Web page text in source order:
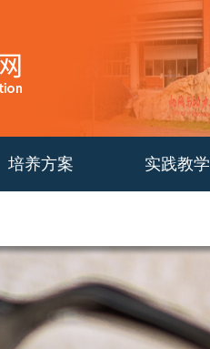
培养方案 实践教学